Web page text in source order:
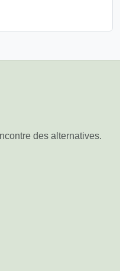
des alternatives.